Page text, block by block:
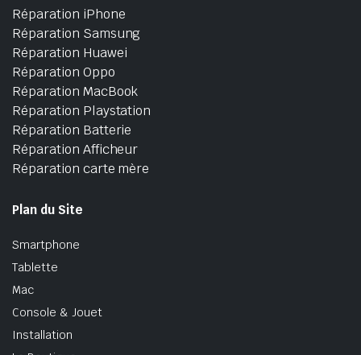
Réparation iPhone
Réparation Samsung
Réparation Huawei
Réparation Oppo
Réparation MacBook
Réparation Playstation
Réparation Batterie
Réparation Afficheur
Réparation carte mère
Plan du Site
Smartphone
Tablette
Mac
Console & Jouet
Installation